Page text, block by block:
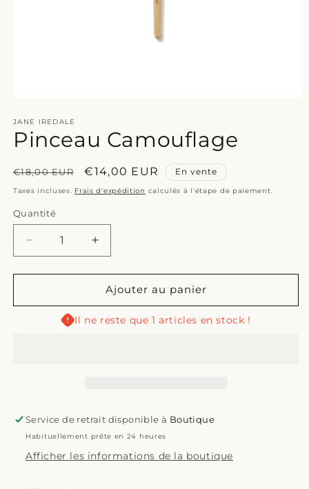
média
1
dans
modale
JANE IREDALE
Pinceau Camouflage
Prix
habituel
€18,00 EUR
Prix
promotionnel
€14,00 EUR En vente
Taxes incluses. Frais d'expédition calculés à l'étape de paiement.
Quantité
Réduire
la
quantité
Pinceau
Camouflage
Augmenter
la
quantité
de
Pinceau
Camouflage
Ajouter au panier
Il ne reste que 1 articles en stock !
Service de retrait disponible à Boutique
Habituellement prête en 24 heures
Afficher les informations de la boutique